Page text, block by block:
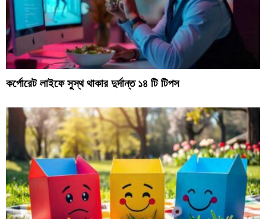
কর্পোরেট লাইফে সুস্থ থাকার দুর্দান্ত ১৪ টি টিপস